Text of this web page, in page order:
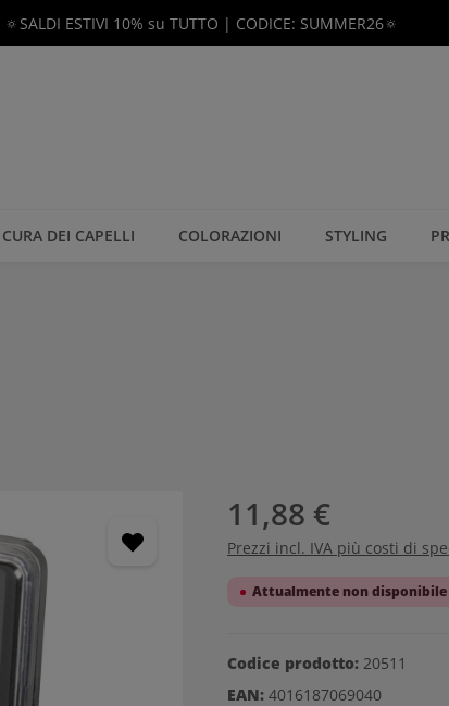
🔅SALDI ESTIVI 10% su TUTTO | CODICE: SUMMER26🔅
CURA DEI CAPELLI COLORAZIONI STYLING
11,88 €
Prezzi incl. IVA più costi di
Attualmente non disponibile
Codice prodotto: 20511
EAN: 4016187069040